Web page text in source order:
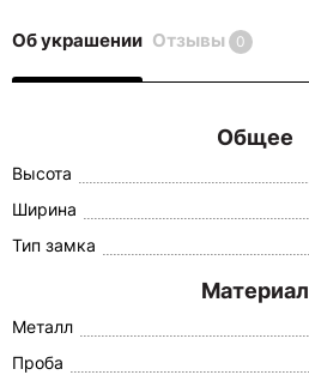
Об украшении Отзывы 0
Общее
Высота
Ширина
Тип замка
Материал
Металл
Проба